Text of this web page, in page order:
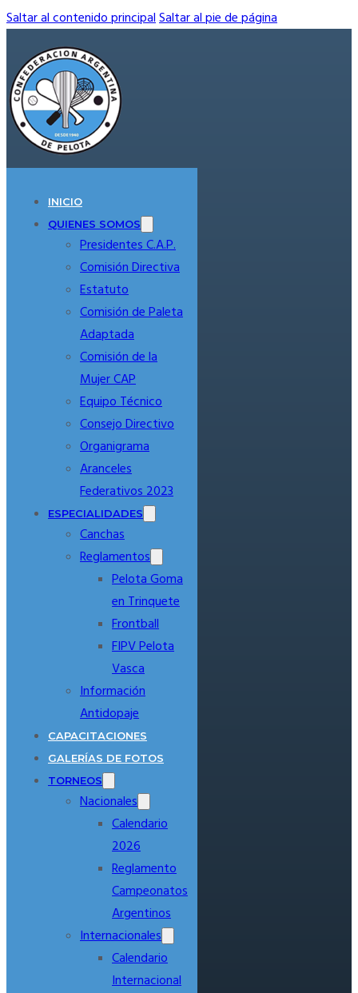
Saltar al contenido principal Saltar al pie de página
INICIO
QUIENES SOMOS
Presidentes C.A.P.
Comisión Directiva
Estatuto
Comisión de Paleta
Adaptada
Comisión de la
Mujer CAP
Equipo Técnico
Consejo Directivo
Organigrama
Aranceles
Federativos 2023
ESPECIALIDADES
Canchas
Reglamentos
Pelota Goma
en Trinquete
Frontball
FIPV Pelota
Vasca
Información
Antidopaje
CAPACITACIONES
GALERÍAS DE FOTOS
TORNEOS
Nacionales
Calendario
2026
Reglamento
Campeonatos
Argentinos
Internacionales
Calendario
Internacional